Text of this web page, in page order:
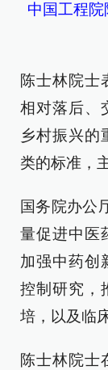
中国工程
陈士林院士
相对落后、
乡村振兴的
类的标准，
国务院办公
量促进中医
加强中药创
控制研究，
培，以及临
陈士林院士